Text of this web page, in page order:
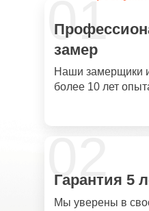
01
замер
Наши замерщики
более 10 лет
02
Гарантия 5
Мы уверены в